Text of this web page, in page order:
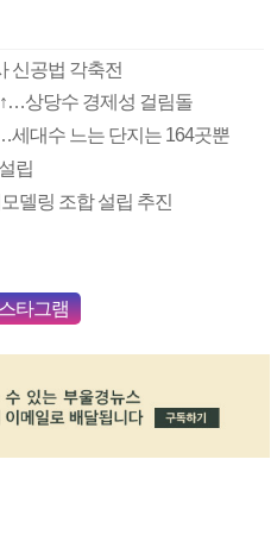
신공법 각축전
상당수 경제성 걸림돌
대수 느는 단지는 164곳뿐
립
델링 조합 설립 추진
타그램